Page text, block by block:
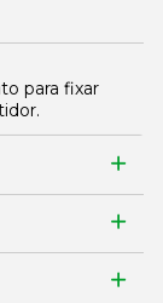
para fixar